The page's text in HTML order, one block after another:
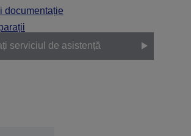
documentație
serviciul de asistență